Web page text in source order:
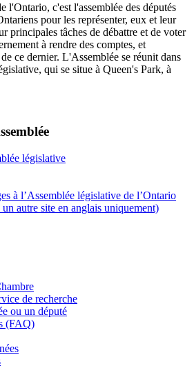
l'Ontario, c'est l'assemblée des députés
pour les représenter, eux et leur
principales tâches de débattre et de voter
à rendre des comptes, et
ce dernier. L'Assemblée se réunit dans
qui se situe à Queen's Park, à
législative
à l’Assemblée législative de l’Ontario
autre site en anglais uniquement)
de recherche
ou un député
(FAQ)